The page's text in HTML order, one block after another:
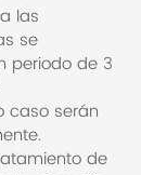
las
se
periodo de 3
caso serán
de